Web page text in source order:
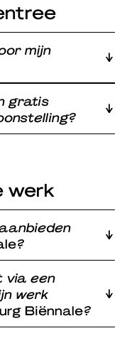
mijn
gratis
werk
?
via een
werk
Biënnale?